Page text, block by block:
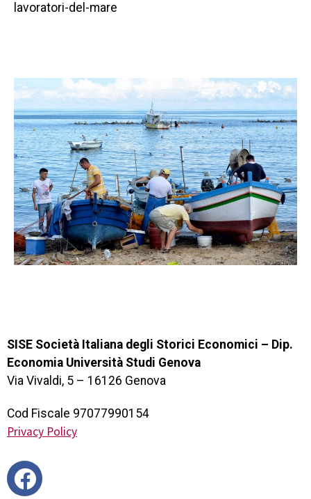
lavoratori-del-mare
SISE Società Italiana degli Storici Economici – Dip.
Economia Università Studi Genova
Via Vivaldi, 5 – 16126 Genova
Cod Fiscale 97077990154
Privacy Policy